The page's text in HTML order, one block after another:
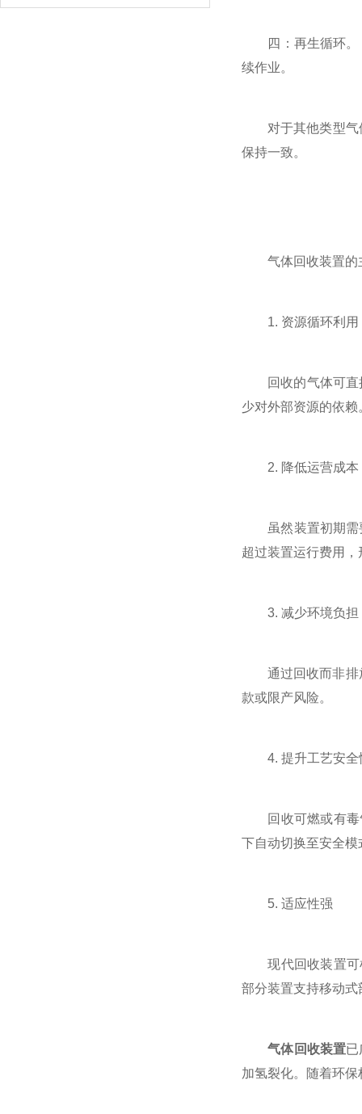
四：再生循环。
续作业。
对于其他类型气体
保持一致。
气体回收装置的
1. 资源循环利用
回收的气体可直接
少对外部资源的依赖
2. 降低运营成本
虽然装置初期需要
超过装置运行费用
3. 减少环境负担
通过回收而非排放
款或限产风险。
4. 提升工艺安全
回收可燃或有毒气
下自动切换至安全模
5. 适应性强
现代回收装置可根
部分装置支持移动式
气体回收装置已
加氢裂化。随着环